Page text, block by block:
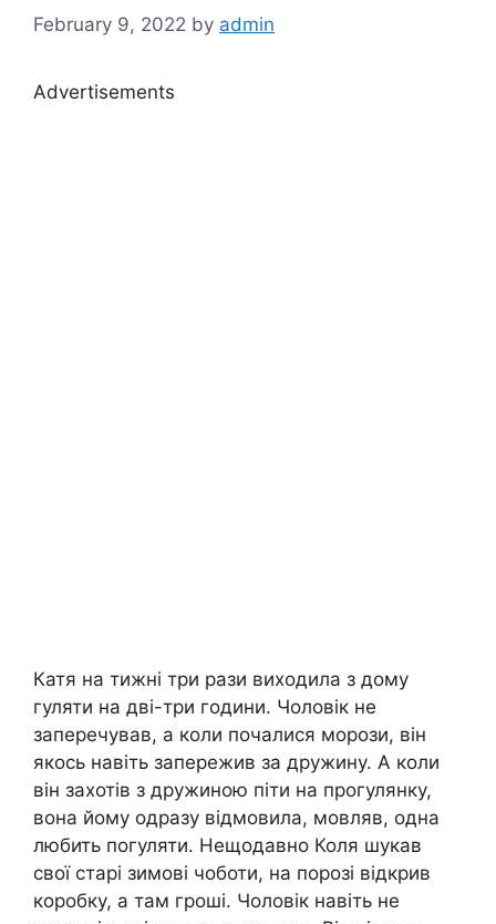
February 9, 2022 by admin
Advertisements
Катя на тижні три рази виходила з дому
гуляти на дві-три години. Чоловік не
заперечував, а коли почалися морози, він
якось навіть запережив за дружину. А коли
він захотів з дружиною піти на прогулянку,
вона йому одразу відмовила, мовляв, одна
любить погуляти. Нещодавно Коля шукав
свої старі зимові чоботи, на порозі відкрив
коробку, а там гроші. Чоловік навіть не